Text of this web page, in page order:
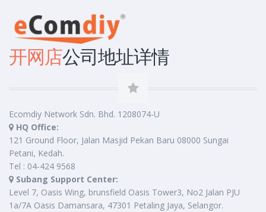
开网店公司地址详情
Ecomdiy Network Sdn. Bhd. 1208074-U
HQ Office:
121 Ground Floor, Jalan Masjid Pekan Baru 08000 Sungai
Petani, Kedah.
Tel : 04-424 9568
Subang Support Center:
Level 7, Oasis Wing, brunsfield Oasis Tower3, No2 Jalan PJU
1a/7A Oasis Damansara, 47301 Petaling Jaya, Selangor.